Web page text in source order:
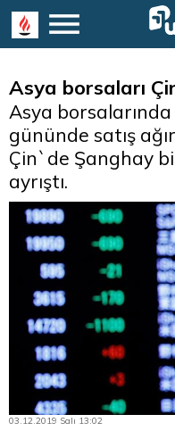
Asya borsaları
Asya
gününde satış
Çin`de Şanghay
ayrıştı.
03.12.2019 Salı 13:02